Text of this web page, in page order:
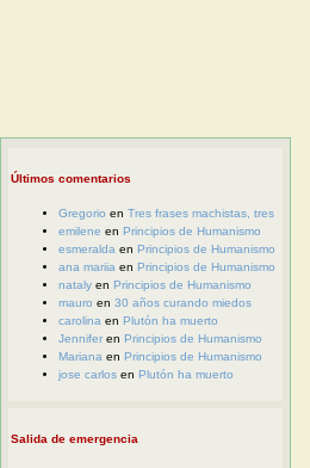
Últimos comentarios
Gregorio en Tres frases machistas, tres
emilene en Principios de Humanismo
esmeralda en Principios de Humanismo
ana mariia en Principios de Humanismo
natalyen Principios de Humanismo
mauro en 30 años curando miedos
carolina en Plutón ha muerto
Jenniferen Principios de Humanismo
Mariana en Principios de Humanismo
jose carlosen Plutón ha muerto
Salida de emergencia